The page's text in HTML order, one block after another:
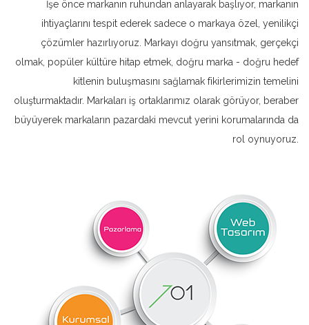
İşe önce markanın ruhundan anlayarak başlıyor, markanın
ihtiyaçlarını tespit ederek sadece o markaya özel, yenilikçi
çözümler hazırlıyoruz. Markayı doğru yansıtmak, gerçekçi
olmak, popüler kültüre hitap etmek, doğru marka - doğru hedef
kitlenin buluşmasını sağlamak fikirlerimizin temelini
oluşturmaktadır. Markaları iş ortaklarımız olarak görüyor, beraber
büyüyerek markaların pazardaki mevcut yerini korumalarında da
rol oynuyoruz.